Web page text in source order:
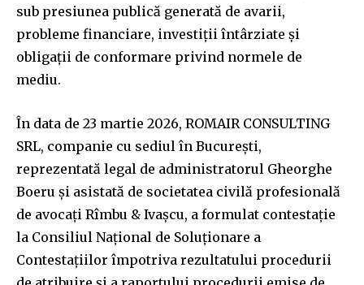
sub presiunea publică generată de avarii,
probleme financiare, investiții întârziate și
obligații de conformare privind normele de
mediu.
În data de 23 martie 2026, ROMAIR CONSULTING
SRL, companie cu sediul în București,
reprezentată legal de administratorul Gheorghe
Boeru și asistată de societatea civilă profesională
de avocați Rîmbu & Ivașcu, a formulat contestație
la Consiliul Național de Soluționare a
Contestațiilor împotriva rezultatului procedurii